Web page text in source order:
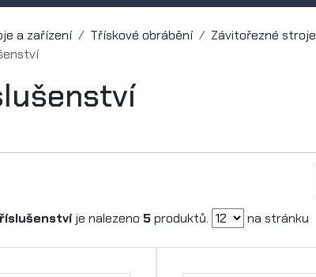
a zařízení Třískové obrábění Závitořezné stroje
je nalezeno 5produktů. na stránku